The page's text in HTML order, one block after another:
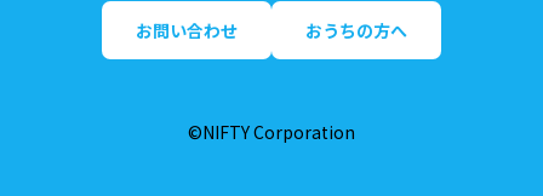
お問い合わせ おうちの方へ
©NIFTY Corporation